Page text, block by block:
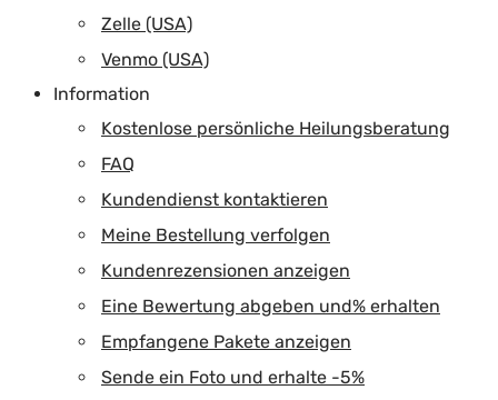
Zelle (USA)
Venmo (USA)
Information
Kostenlose persönliche Heilungsberatung
FAQ
Kundendienst kontaktieren
Meine Bestellung verfolgen
Kundenrezensionen anzeigen
Eine Bewertung abgeben und% erhalten
Empfangene Pakete anzeigen
Sende ein Foto und erhalte -5%